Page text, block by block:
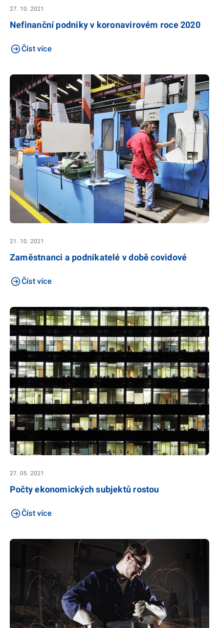
27. 10. 2021
Nefinanční podniky v koronavirovém roce 2020
Číst více
21. 10. 2021
Zaměstnanci a podnikatelé v době covidové
Číst více
27. 05. 2021
Počty ekonomických subjektů rostou
Číst více